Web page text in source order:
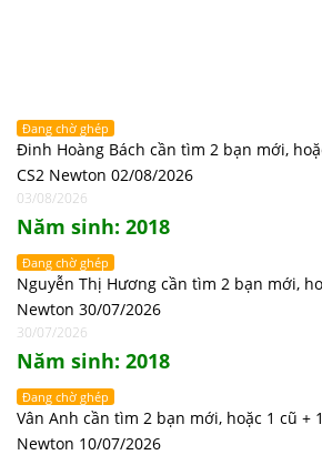
Đang chờ ghép
Đinh Hoàng Bách cần tìm 2 bạn mới,
CS2 Newton 02/08/2026
03/08/2026
Năm sinh: 2018
Đang chờ ghép
Nguyễn Thị Hương cần tìm 2 bạn mới,
Newton 30/07/2026
30/07/2026
Năm sinh: 2018
Đang chờ ghép
Vân Anh cần tìm 2 bạn mới, hoặc 1 cũ +
Newton 10/07/2026